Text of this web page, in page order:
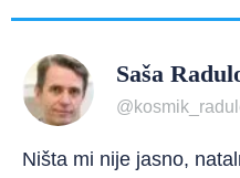
Saša
Ništa mi nije jasno,